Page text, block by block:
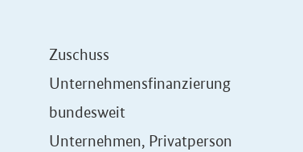
Zuschuss
Unternehmensfinanzierung
bundesweit
Unternehmen, Privatperson